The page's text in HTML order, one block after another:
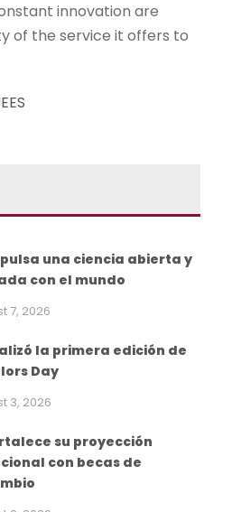
innovation are
of the service it offers to
una ciencia abierta y
con el mundo
7, 2026
la primera edición de
Day
3, 2026
su proyección
con becas de